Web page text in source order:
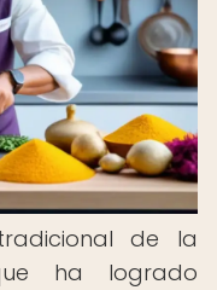
de la
ha logrado